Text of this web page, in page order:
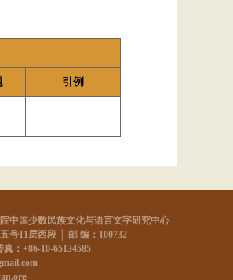
引例
中国少数民族文化与语言文字研究中心
号11层西段 │ 邮 编：100732
：+86-10-65134585